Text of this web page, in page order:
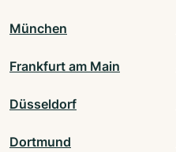
München
Frankfurt am Main
Düsseldorf
Dortmund